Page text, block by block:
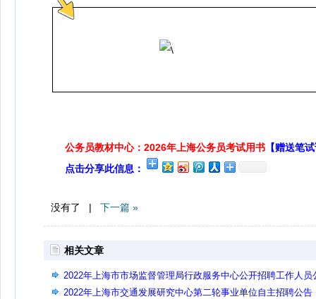
公务员教材中心：2026年上海公务员考试用书 【赠送笔
点击分享此信息：
没有了 | 下一篇 »
相关文章
2022年上海市市场监督管理局行政服务中心公开招聘工作人员
告（第二批）
2022年上海市交通发展研究中心第二轮事业单位自主招聘公告